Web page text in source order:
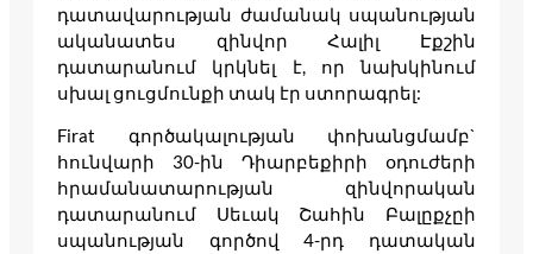
դատավարության ժամանակ սպանության
ականատես զինվոր Հալիլ Էքշին
դատարանում կրկնել է, որ նախկինում
սխալ ցուցմունքի տակ էր ստորագրել:
Firat գործակալության փոխանցմամբ`
հունվարի 30-ին Դիարբեքիրի օդուժերի
հրամանատարության զինվորական
դատարանում Սեւակ Շահին Բալըքչըի
սպանության գործով 4-րդ դատական